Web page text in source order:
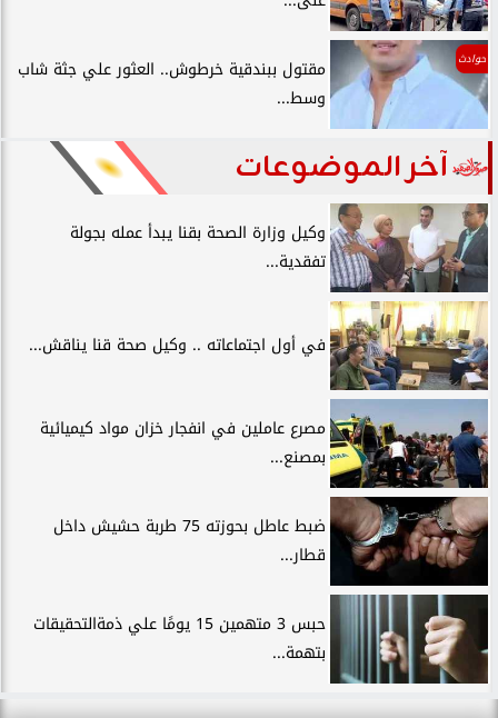
حوادث
مقتول ببندقية خرطوش.. العثور علي جثة شاب
وسط...
آخر الموضوعات
وكيل وزارة الصحة بقنا يبدأ عمله بجولة
تفقدية...
في أول اجتماعاته .. وكيل صحة قنا يناقش...
مصرع عاملين في انفجار خزان مواد كيميائية
بمصنع...
ضبط عاطل بحوزته 75 طربة حشيش داخل
قطار...
حبس 3 متهمين 15 يومًا علي ذمةالتحقيقات
بتهمة...